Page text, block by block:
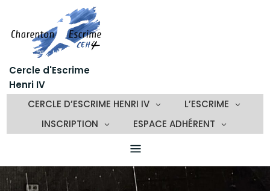
content
Cercle d'Escrime
Henri IV
CERCLE D’ESCRIME HENRI IV
L’ESCRIME
INSCRIPTION
ESPACE ADHÉRENT